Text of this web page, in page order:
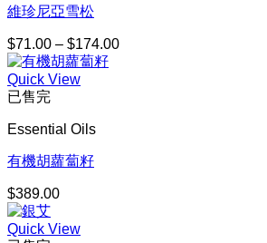
維珍尼亞雪松
$71.00 – $174.00價
Quick View
已售完
Essential Oils
有機胡蘿蔔籽
$389.00
Quick View